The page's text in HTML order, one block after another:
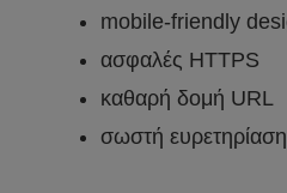
mobile-friendly
ασφαλές HTTPS
καθαρή δομή URL
σωστή ευρετηρίαση